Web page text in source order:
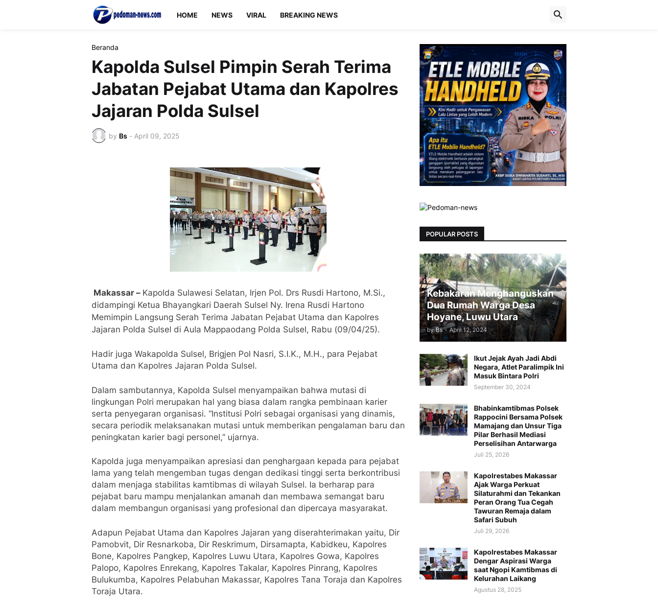
HOME NEWS VIRAL BREAKING NEWS
Beranda
Kapolda Sulsel Pimpin Serah Terima
Jabatan Pejabat Utama dan Kapolres
Jajaran Polda Sulsel
by Bs - April 09, 2025
Makassar – Kapolda Sulawesi Selatan, Irjen Pol. Drs Rusdi Hartono, M.Si.,
didampingi Ketua Bhayangkari Daerah Sulsel Ny. Irena Rusdi Hartono
Memimpin Langsung Serah Terima Jabatan Pejabat Utama dan Kapolres
Jajaran Polda Sulsel di Aula Mappaodang Polda Sulsel, Rabu (09/04/25).
Hadir juga Wakapolda Sulsel, Brigjen Pol Nasri, S.I.K., M.H., para Pejabat
Utama dan Kapolres Jajaran Polda Sulsel.
Dalam sambutannya, Kapolda Sulsel menyampaikan bahwa mutasi di
lingkungan Polri merupakan hal yang biasa dalam rangka pembinaan karier
serta penyegaran organisasi. “Institusi Polri sebagai organisasi yang dinamis,
secara periodik melaksanakan mutasi untuk memberikan pengalaman baru dan
peningkatan karier bagi personel,” ujarnya.
Kapolda juga menyampaikan apresiasi dan penghargaan kepada para pejabat
lama yang telah mengemban tugas dengan dedikasi tinggi serta berkontribusi
dalam menjaga stabilitas kamtibmas di wilayah Sulsel. Ia berharap para
pejabat baru mampu menjalankan amanah dan membawa semangat baru
dalam membangun organisasi yang profesional dan dipercaya masyarakat.
Adapun Pejabat Utama dan Kapolres Jajaran yang diserahterimakan yaitu, Dir
Pamobvit, Dir Resnarkoba, Dir Reskrimum, Dirsamapta, Kabidkeu, Kapolres
Bone, Kapolres Pangkep, Kapolres Luwu Utara, Kapolres Gowa, Kapolres
Palopo, Kapolres Enrekang, Kapolres Takalar, Kapolres Pinrang, Kapolres
Bulukumba, Kapolres Pelabuhan Makassar, Kapolres Tana Toraja dan Kapolres
Toraja Utara.
POPULAR POSTS
Kebakaran Menghanguskan
Dua Rumah Warga Desa
Hoyane, Luwu Utara
by Bs - April 12, 2024
Ikut Jejak Ayah Jadi Abdi
Negara, Atlet Paralimpik Ini
Masuk Bintara Polri
September 30, 2024
Bhabinkamtibmas Polsek
Rappocini Bersama Polsek
Mamajang dan Unsur Tiga
Pilar Berhasil Mediasi
Perselisihan Antarwarga
Juli 25, 2026
Kapolrestabes Makassar
Ajak Warga Perkuat
Silaturahmi dan Tekankan
Peran Orang Tua Cegah
Tawuran Remaja dalam
Safari Subuh
Juli 29, 2026
Kapolrestabes Makassar
Dengar Aspirasi Warga
saat Ngopi Kamtibmas di
Kelurahan Laikang
Agustus 28, 2025